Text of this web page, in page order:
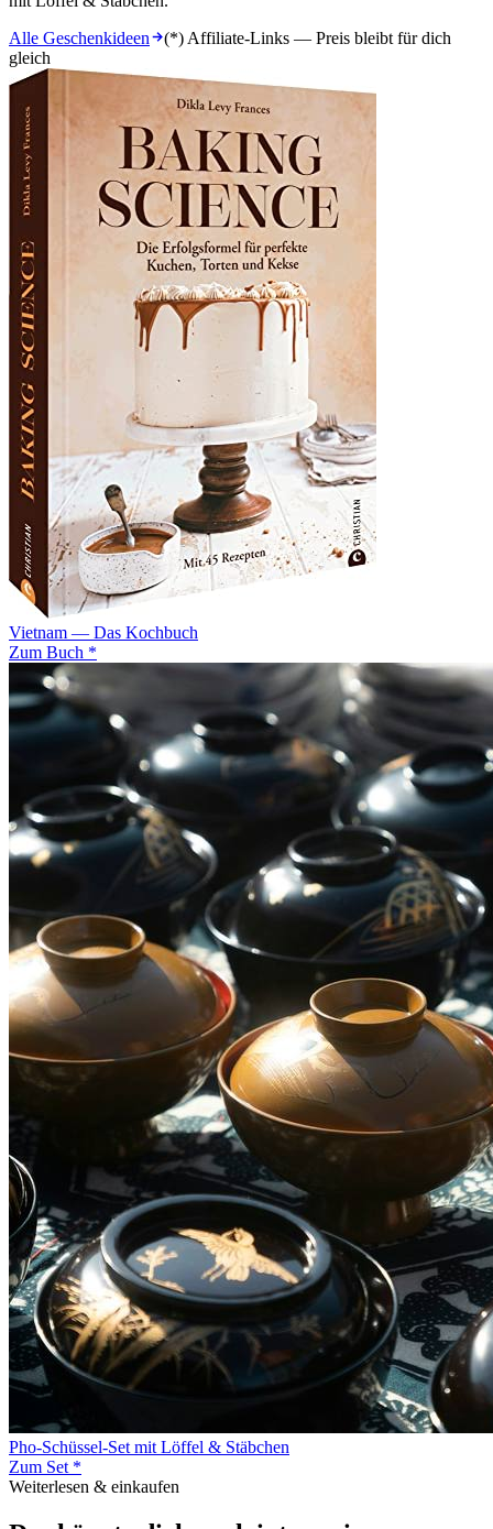
Alle Geschenkideen
(*) Affiliate-Links — Preis bleibt für dich
gleich
Vietnam — Das Kochbuch
Zum Buch *
Pho-Schüssel-Set mit Löffel & Stäbchen
Zum Set *
Weiterlesen & einkaufen